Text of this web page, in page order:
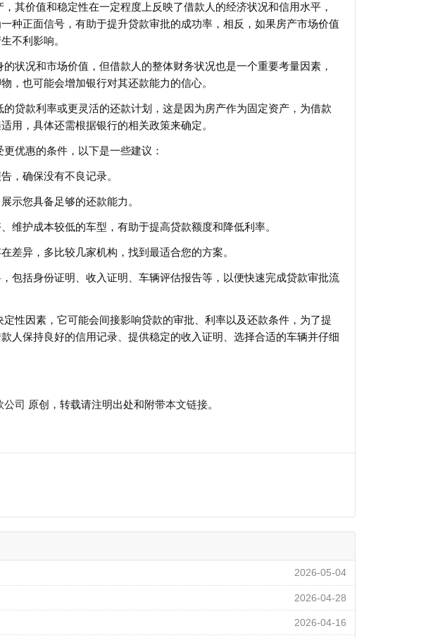
其价值和稳定性在一定程度上反映了借款人的经济状况和信用水平，
种正面信号，有助于提升贷款审批的成功率，相反，如果房产市场价值
不利影响。
状况和市场价值，但借款人的整体财务状况也是一个重要考量因素，
，也可能会增加银行对其还款能力的信心。
贷款利率或更灵活的还款计划，这是因为房产作为固定资产，为借款
用，具体还需根据银行的相关政策来确定。
优惠的条件，以下是一些建议：
，确保没有不良记录。
示您具备足够的还款能力。
维护成本较低的车型，有助于提高贷款额度和降低利率。
差异，多比较几家机构，找到最适合您的方案。
包括身份证明、收入证明、车辆评估报告等，以便快速完成贷款审批流
性因素，它可能会间接影响贷款的审批、利率以及还款条件，为了提
人保持良好的信用记录、提供稳定的收入证明、选择合适的车辆并仔细
公司 原创，转载请注明出处和附带本文链接。
2026-05-04
2026-04-28
2026-04-16